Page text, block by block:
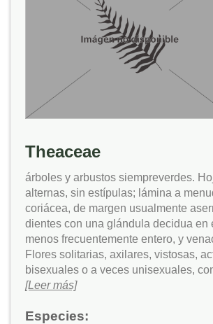
Theaceae
árboles y arbustos siempreverdes.
alternas, sin estípulas; lámina a
coriácea, de margen usualmente
dientes con una glándula decidua en
menos frecuentemente entero, y
Flores solitarias, axilares, vistosas,
bisexuales o a veces unisexuales,
[Leer más]
Especies: